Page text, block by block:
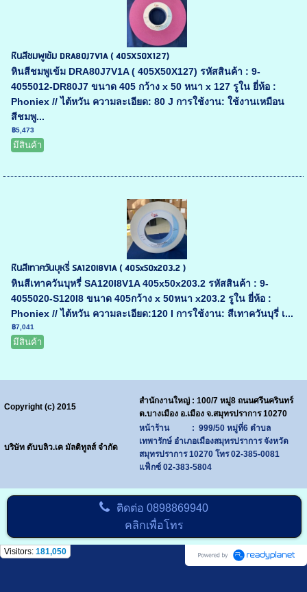
หินสีชมพูเข้ม DRA80J7V1A ( 405X50X127)
หินสีชมพูเข้ม DRA80J7V1A ( 405X50X127) รหัสสินค้า : 9-
4055012-DR80J7 ขนาด 405 กว้าง x 50 หนา x 127 รูใน ยี่ห้อ :
Phoniex // ไต้หวัน ความละเอียด: 80 J การใช้งาน: ใช้งานเหมือน
สีชมพู...
฿5,473
มีสินค้า
หินสีเทาควันบุหรี่ SA120I8V1A ( 405x50x203.2 )
หินสีเทาควันบุหรี่ SA120I8V1A 405x50x203.2 รหัสสินค้า : 9-
4055020-S120I8 ขนาด 405กว้าง x 50หนา x203.2 รูใน ยี่ห้อ :
Phoniex // ไต้หวัน ความละเอียด:120 I การใช้งาน: สีเทาควันบุรี่ เ...
฿7,041
มีสินค้า
Copyright (c) 2015
สำนักงานใหญ่ : 100/7 หมู่8 ถนนศรีนครินทร์
ต.บางเมือง อ.เมือง จ.สมุทรปราการ 10270
บริษัท ดับบลิว.เค มัลติทูลส์ จำกัด
หน้าร้าน : 999/50 หมู่ที่6 ตำบล
เทพารักษ์ อำเภอเมืองสมุทรปราการ จังหวัด
สมุทรปราการ 10270 โทร02-385-0081
แฟ็กซ์ 02-383-5804
ติดต่อ0898869940
คลิกเพื่อโทร
Visitors: 181,050